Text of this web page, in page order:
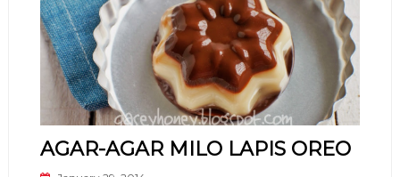
AGAR-AGAR MILO LAPIS OREO